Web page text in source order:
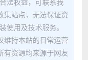
站点，无法保证资
使用及技术服务。
持本站的日常运营
资源均来源于网友